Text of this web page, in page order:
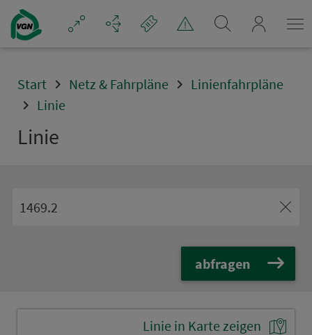
Navigation überspringen
Start Netz & Fahrpläne
Linienfahrpläne
Linie
Linie
abfragen
Linie in Karte zeigen